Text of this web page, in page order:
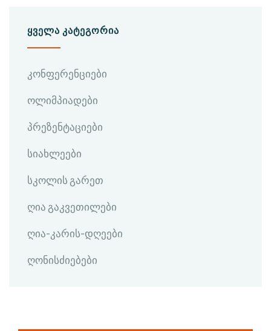
ᲧᲕᲔᲚᲐ ᲙᲐᲢᲔᲒᲝᲠᲘᲐ
კონფერენციები
ოლიმპიადები
პრეზენტაციები
სიახლეები
სკოლის გარეთ
ღია გაკვეთილები
ღია-კარის-დღეები
ღონისძიებები